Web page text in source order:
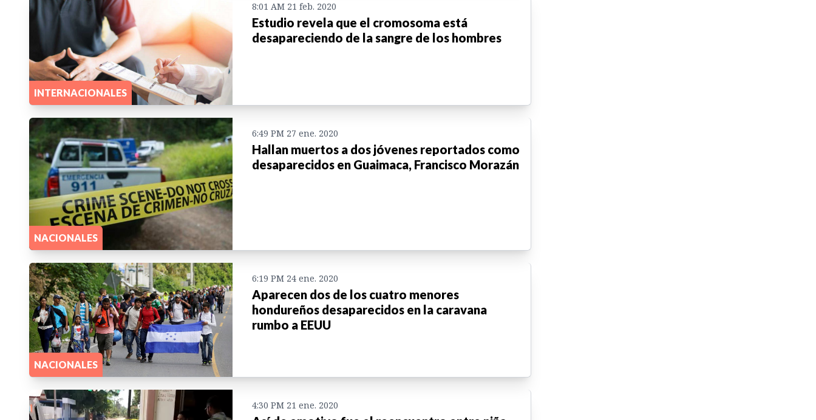
INTERNACIONALES
8:01 AM 21 feb. 2020
Estudio revela que el cromosoma está
desapareciendo de la sangre de los hombres
NACIONALES
6:49 PM 27 ene. 2020
Hallan muertos a dos jóvenes reportados como
desaparecidos en Guaimaca, Francisco Morazán
NACIONALES
6:19 PM 24 ene. 2020
Aparecen dos de los cuatro menores
hondureños desaparecidos en la caravana
rumbo a EEUU
4:30 PM 21 ene. 2020